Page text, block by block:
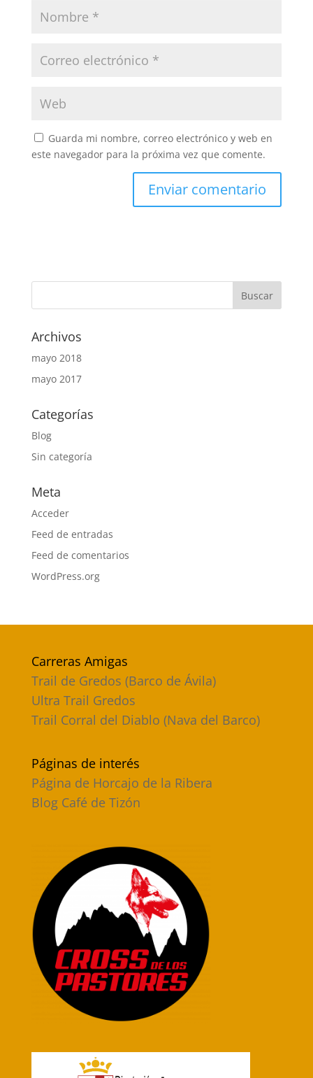
Guarda mi nombre, correo electrónico y web en
este navegador para la próxima vez que comente.
Archivos
mayo 2018
mayo 2017
Categorías
Blog
Sin categoría
Meta
Acceder
Feed de entradas
Feed de comentarios
WordPress.org
Carreras Amigas
Trail de Gredos (Barco de Ávila)
Ultra Trail Gredos
Trail Corral del Diablo (Nava del Barco)
Páginas de interés
Página de Horcajo de la Ribera
Blog Café de Tizón